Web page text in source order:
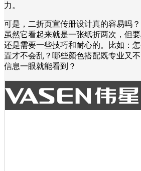
力。
可是，二折页宣传册设计真的容易吗？
虽然它看起来就是一张纸折两次，但
还是需要一些技巧和耐心的。比如：
置才不会乱？哪些颜色搭配既专业又
信息一眼就能看到？